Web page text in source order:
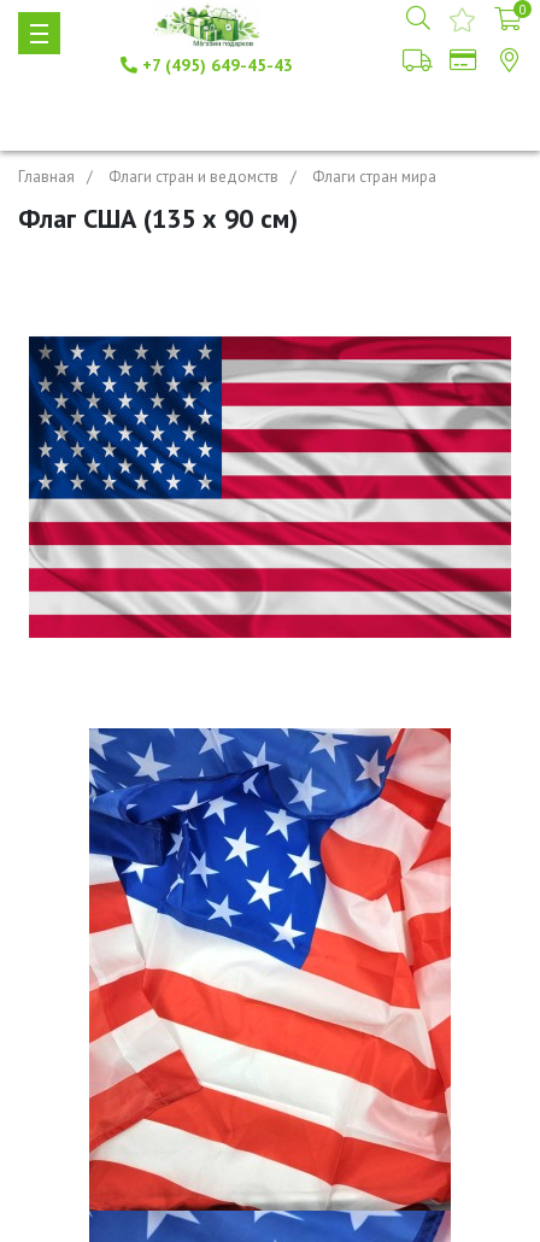
+7 (495) 649-45-43
0
Главная Флаги стран и ведомств Флаги стран мира
Флаг США (135 х 90 см)